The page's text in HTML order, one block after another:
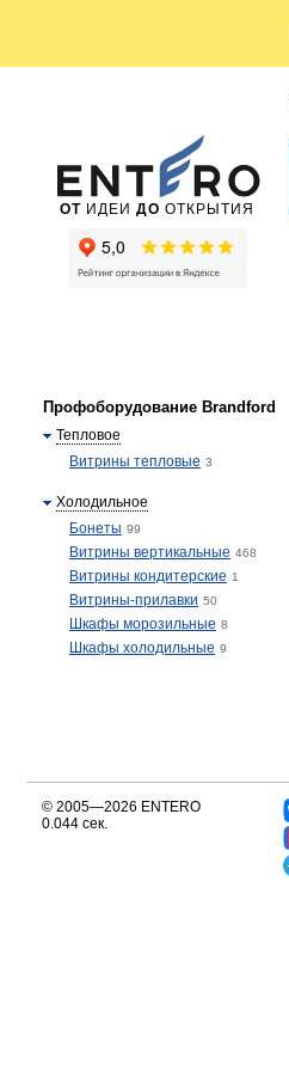
Профоборудование Brandford
Тепловое
Витрины тепловые 3
Холодильное
Бонеты 99
Витрины вертикальные 468
Витрины кондитерские 1
Витрины-прилавки 50
Шкафы морозильные 8
Шкафы холодильные 9
ОТ ИДЕИ ДО ОТКРЫТИЯ
© 2005—2026 ENTERO
0.044 сек.